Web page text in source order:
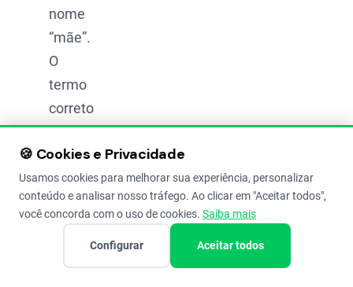
nome
“mãe”.
O
termo
correto
que
abraça
tudo
isso
aí em
🍪 Cookies e Privacidade
Usamos cookies para melhorar sua experiência, personalizar
conteúdo e analisar nosso tráfego. Ao clicar em "Aceitar todos",
você concorda com o uso de cookies. Saiba mais
Configurar Aceitar todos